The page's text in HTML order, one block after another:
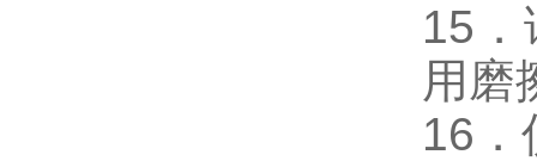
15
用磨
16．